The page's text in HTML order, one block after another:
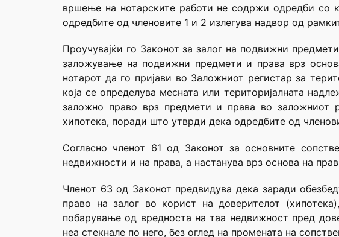
вршење на нотарските работи не содржи одредби со
одредбите од членовите 1 и 2 излегува надвор од
Проучувајќи го Законот за залог на подвижни
заложување на подвижни предмети и права врз
нотарот да го пријави во Заложниот регистар за
која се определува месната или територијалната
заложно право врз предмети и права во заложниот
хипотека, поради што утврди дека одредбите од
Согласно членот 61 од Законот за основните
недвижности и на права, а настанува врз основа на
Членот 63 од Законот предвидува дека заради
право на залог во корист на доверителот
побарување од вредноста на таа недвижност пред
неа стекнале по него, без оглед на промената на